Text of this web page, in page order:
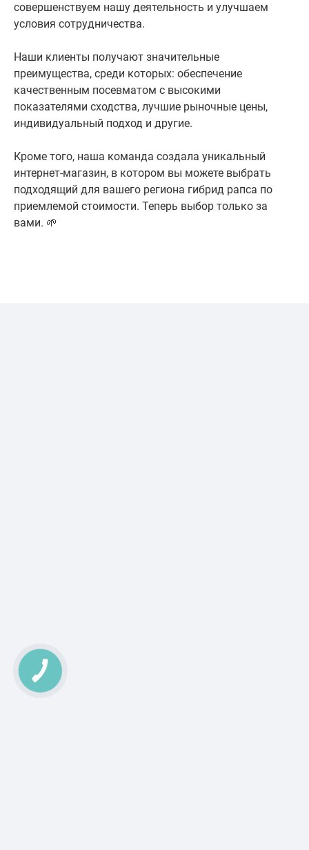
совершенствуем нашу деятельность и улучшаем
условия сотрудничества.
Наши клиенты получают значительные
преимущества, среди которых: обеспечение
качественным посевматом с высокими
показателями сходства, лучшие рыночные цены,
индивидуальный подход и другие.
Кроме того, наша команда создала уникальный
интернет-магазин, в котором вы можете выбрать
подходящий для вашего региона гибрид рапса по
приемлемой стоимости. Теперь выбор только за
вами. 🌱